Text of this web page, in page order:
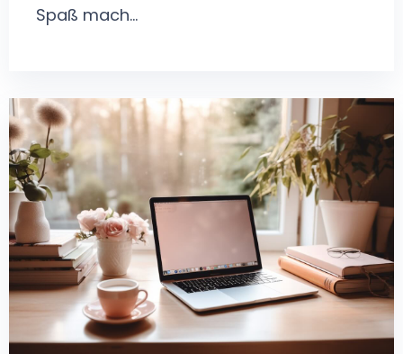
Spaß mach...